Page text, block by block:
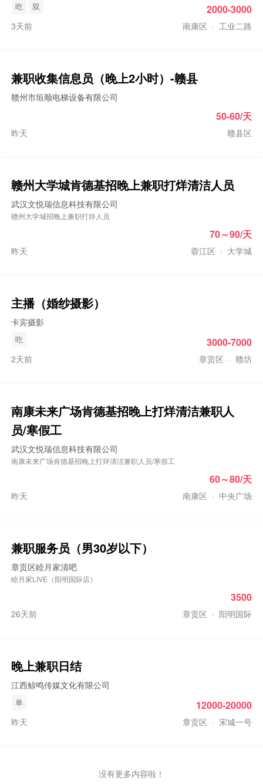
吃 双
3天前 南康区 · 工业二路
2000-3000
兼职收集信息员（晚上2小时）-赣县
赣州市垣顺电梯设备有限公司
昨天 赣县区
50-60/天
赣州大学城肯德基招晚上兼职打烊清洁人员
武汉文悦瑞信息科技有限公司
赣州大学城招晚上兼职打烊人员
昨天 蓉江区 · 大学城
70～90/天
主播（婚纱摄影）
卡宾摄影
吃
2天前 章贡区 · 赣坊
3000-7000
南康未来广场肯德基招晚上打烊清洁兼职人
员/寒假工
武汉文悦瑞信息科技有限公司
南康未来广场肯德基招晚上打烊清洁兼职人员/寒假工
昨天 南康区 · 中央广场
60～80/天
兼职服务员（男30岁以下）
章贡区睦月家清吧
睦月家LIVE（阳明国际店）
26天前 章贡区 · 阳明国际
3500
晚上兼职日结
江西鲸鸣传媒文化有限公司
单
昨天 章贡区 · 宋城一号
12000-20000
没有更多内容啦！